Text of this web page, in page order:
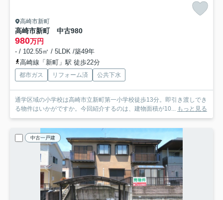
高崎市新町
高崎市新町 中古980
980万円
- / 102.55㎡ / 5LDK /築49年
高崎線「新町」駅 徒歩22分
都市ガス リフォーム済 公共下水
通学区域の小学校は高崎市立新町第一小学校徒歩13分。即引き渡しでき
る物件はいかがですか。今回紹介するのは、建物面積が10... もっと見る
中古一戸建